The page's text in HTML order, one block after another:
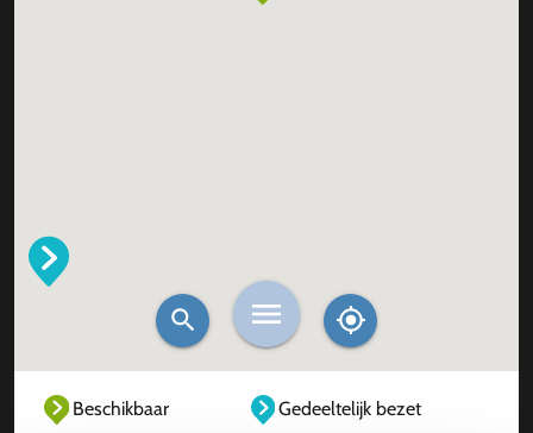
Beschikbaar
Gedeeltelijk bezet